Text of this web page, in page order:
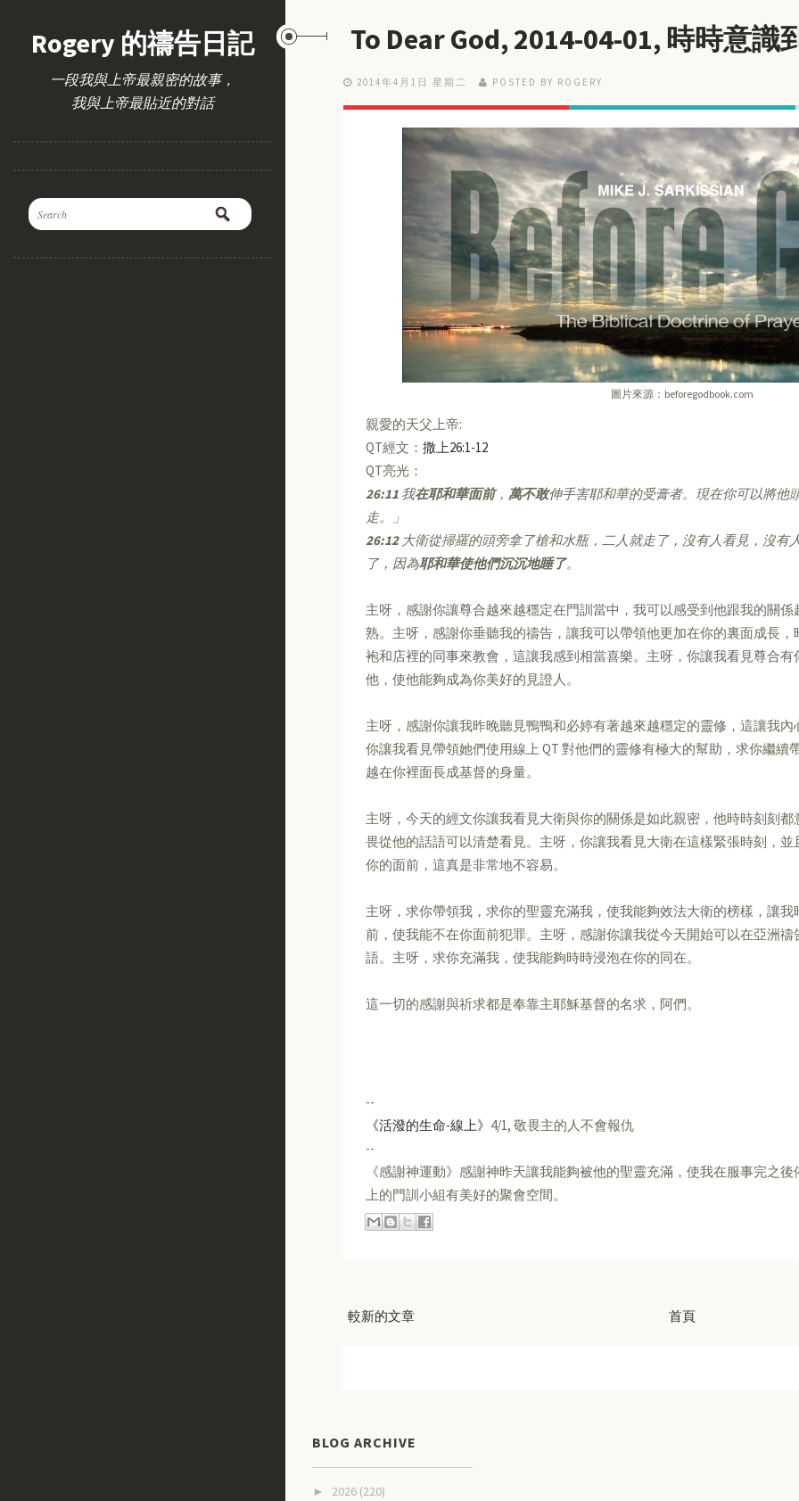
Rogery 的禱告日記
一段我與上帝最親密的故事，
我與上帝最貼近的對話
To Dear God, 2014-04-01, 時時意
2014年4月1日 星期二 POSTED BY ROGERY
圖片來源：beforegodbook.com
親愛的天父上帝:
QT經文： 撒上26:1-12
QT亮光：
26:11 我在耶和華面前， 萬不敢伸手害耶和華的受膏者。現在你可以將他
走。」
26:12大衛從掃羅的頭旁拿了槍和水瓶，二人就走了，沒有人看見，沒有
了，因為耶和華使他們沉沉地睡了。
主呀，感謝你讓尊合越來越穩定在門訓當中，我可以感受到他跟我的關
熟。主呀，感謝你垂聽我的禱告，讓我可以帶領他更加在你的裏面成長
袍和店裡的同事來教會，這讓我感到相當喜樂。主呀，你讓我看見尊合
他，使他能夠成為你美好的見證人。
主呀，感謝你讓我昨晚聽見鴨鴨和必婷有著越來越穩定的靈修，這讓我
你讓我看見帶領她們使用線上 QT 對他們的靈修有極大的幫助，求你繼續
越在你裡面長成基督的身量。
主呀，今天的經文你讓我看見大衛與你的關係是如此親密，他時時刻刻
畏從他的話語可以清楚看見。主呀，你讓我看見大衛在這樣緊張時刻，
你的面前，這真是非常地不容易。
主呀，求你帶領我，求你的聖靈充滿我，使我能夠效法大衛的榜樣，讓
前，使我能不在你面前犯罪。主呀，感謝你讓我從今天開始可以在亞洲
語。主呀，求你充滿我，使我能夠時時浸泡在你的同在。
這一切的感謝與祈求都是奉靠主耶穌基督的名求，阿們。
--
《活潑的生命-線上》 4/1, 敬畏主的人不會報仇
--
《感謝神運動》感謝神昨天讓我能夠被他的聖靈充滿，使我在服事完之
上的門訓小組有美好的聚會空間。
較新的文章 首頁
BLOG ARCHIVE
► 2026 (220)